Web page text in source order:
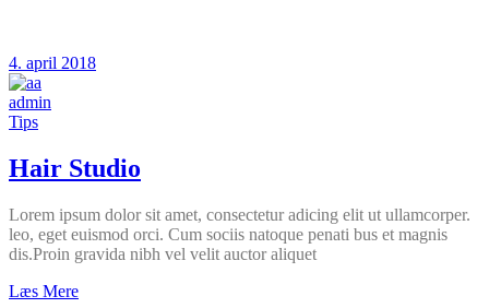
4. april 2018
admin
Tips
Hair Studio
Lorem ipsum dolor sit amet, consectetur adicing elit ut ullamcorper.
leo, eget euismod orci. Cum sociis natoque penati bus et magnis
dis.Proin gravida nibh vel velit auctor aliquet
Læs Mere